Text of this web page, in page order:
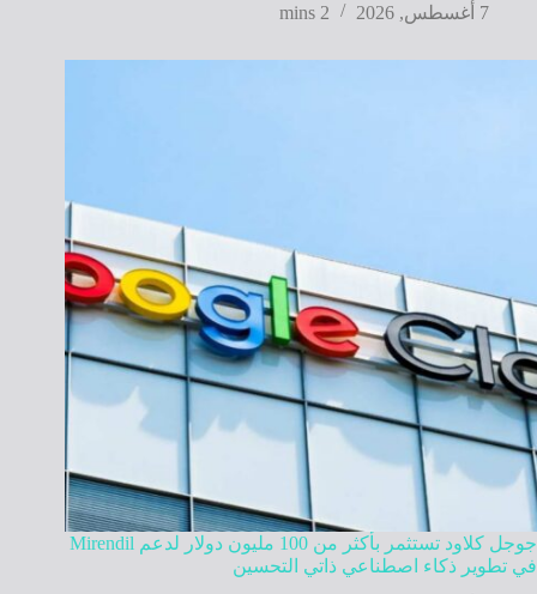
7 أغسطس, 2026
2 mins
جوجل كلاود تستثمر بأكثر من 100 مليون دولار لدعم Mirendil
في تطوير ذكاء اصطناعي ذاتي التحسين